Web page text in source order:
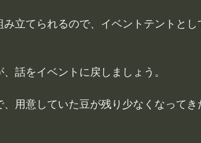
立てられるので、イベントテントとし
話をイベントに戻しましょう。
、用意していた豆が残り少なくなってき